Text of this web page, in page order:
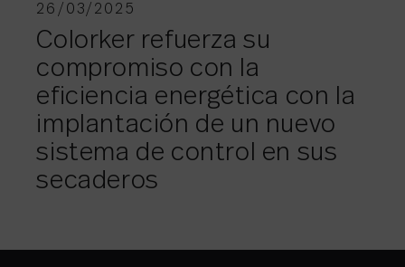
26/03/2025
Colorker refuerza su
compromiso con la
eficiencia energética con la
implantación de un nuevo
sistema de control en sus
secaderos